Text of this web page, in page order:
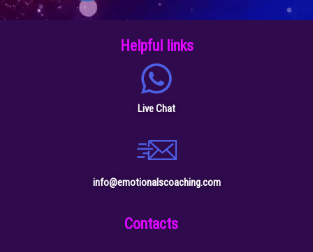
Helpful links
Live Chat
info@emotionalscoaching.com
Contacts